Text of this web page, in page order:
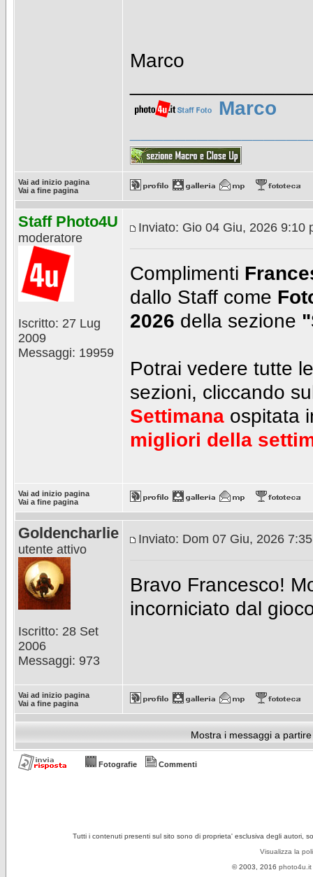
Marco
Marco
Vai ad inizio pagina
Vai a fine pagina
Staff Photo4U
moderatore
Iscritto: 27 Lug
2009
Messaggi: 19959
Inviato: Gio 04 Giu, 2026 9:10
Complimenti
dallo Staff come
2026 della sezione
Potrai vedere tutte
sezioni, cliccando
Settimana ospitata
migliori della
Vai ad inizio pagina
Vai a fine pagina
Goldencharlie
utente attivo
Iscritto: 28 Set
2006
Messaggi: 973
Inviato: Dom 07 Giu, 2026
Bravo Francesco!
incorniciato dal
Vai ad inizio pagina
Vai a fine pagina
Mostra i messaggi a
Fotografie Commenti
Tutti i contenuti presenti sul sito sono di proprieta' esclusiva degli autori,
Visualizza la
© 2003, 2016 photo4u.it